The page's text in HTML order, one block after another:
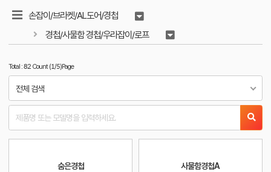
손잡이/브라켓/AL도어/경첩
경첩/사물함 경첩/우라잡이/로프
전체 검색
Total : 82 Count (1/5)Page
숨은경첩 사물함경첩A